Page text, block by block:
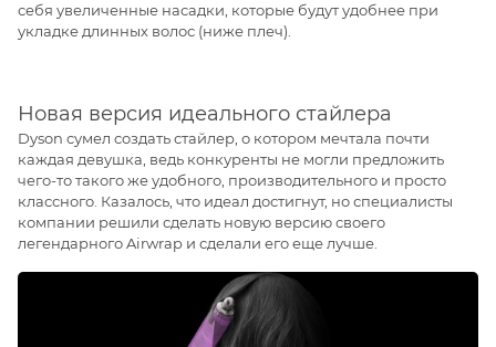
себя увеличенные насадки, которые будут удобнее при
укладке длинных волос (ниже плеч).
Новая версия идеального стайлера
Dyson сумел создать стайлер, о котором мечтала почти
каждая девушка, ведь конкуренты не могли предложить
чего-то такого же удобного, производительного и просто
классного. Казалось, что идеал достигнут, но специалисты
компании решили сделать новую версию своего
легендарного Airwrap и сделали его еще лучше.